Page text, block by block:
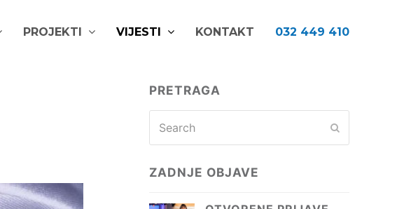
PROJEKTI VIJESTI KONTAKT 032 449 410
PRETRAGA
ZADNJE OBJAVE